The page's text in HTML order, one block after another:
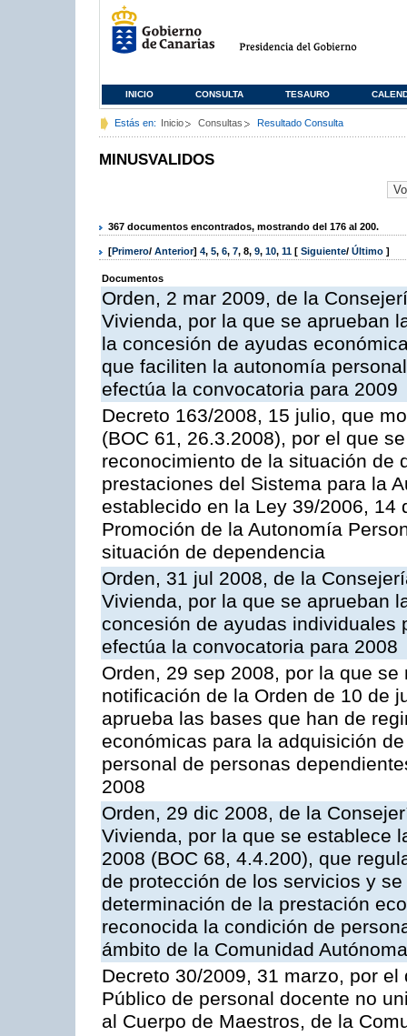
INICIO CONSULTA TESAURO
Estás en: Inicio Consultas Resultado Consulta
MINUSVALIDOS
367 documentos encontrados, mostrando del 176 al 200.
[Primero/ Anterior] 4, 5, 6, 7, 8, 9, 10, 11 [ Siguiente/ Último ]
Documentos
Orden, 2 mar 2009, de la
Vivienda, por la que se aprueban
la concesión de ayudas
que faciliten la autonomía
efectúa la convocatoria para 2009
Decreto 163/2008, 15 julio, que
(BOC 61, 26.3.2008), por el que
reconocimiento de la situación de
prestaciones del Sistema para la
establecido en la Ley 39/2006, 14
Promoción de la Autonomía
situación de dependencia
Orden, 31 jul 2008, de la
Vivienda, por la que se aprueban
concesión de ayudas individuales
efectúa la convocatoria para 2008
Orden, 29 sep 2008, por la que
notificación de la Orden de 10 de
aprueba las bases que han de
económicas para la adquisición
personal de personas
2008
Orden, 29 dic 2008, de la
Vivienda, por la que se establece
2008 (BOC 68, 4.4.200), que
de protección de los servicios y
determinación de la prestación
reconocida la condición de
ámbito de la Comunidad
Decreto 30/2009, 31 marzo, por
Público de personal docente no
al Cuerpo de Maestros, de la